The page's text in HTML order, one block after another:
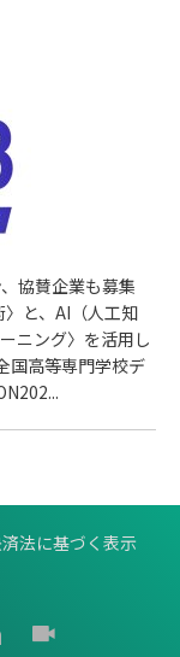
協賛企業も募集
と、AI（人工知
ニング〉を活用し
国高等専門学校デ
法に基づく表示